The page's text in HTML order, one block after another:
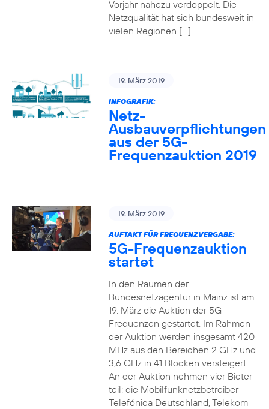
Vorjahr nahezu verdoppelt. Die
Netzqualität hat sich bundesweit in
vielen Regionen […]
19. März 2019
INFOGRAFIK:
Netz-
Ausbauverpflichtungen
aus der 5G-
Frequenzauktion 2019
19. März 2019
AUFTAKT FÜR FREQUENZVERGABE:
5G-Frequenzauktion
startet
In den Räumen der
Bundesnetzagentur in Mainz ist am
19. März die Auktion der 5G-
Frequenzen gestartet. Im Rahmen
der Auktion werden insgesamt 420
MHz aus den Bereichen 2 GHz und
3,6 GHz in 41 Blöcken versteigert.
An der Auktion nehmen vier Bieter
teil: die Mobilfunknetzbetreiber
Telefónica Deutschland, Telekom